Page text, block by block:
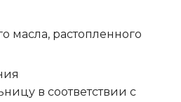
масла, растопленного
в соответствии с